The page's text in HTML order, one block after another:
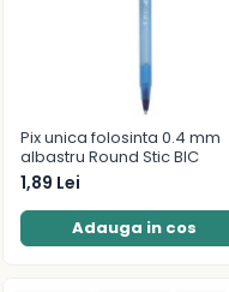
Pix unica folosinta 0.4 mm
albastru Round Stic BIC
1,89 Lei
Adauga in cos